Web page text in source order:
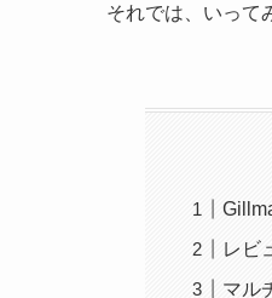
それでは、いって
レビ
マル